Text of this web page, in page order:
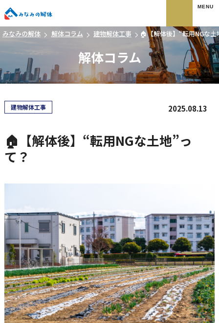
みなみの解体 解体コラム 建物解体工事 🏠【解体後】“転用NGな土
解体コラム
建物解体工事 2025.08.13
🏠【解体後】“転用NGな土地”っ
て？